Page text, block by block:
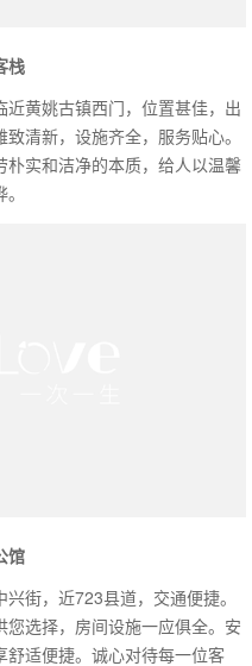
栈
黄姚古镇西门，位置甚佳，出
清新，设施齐全，服务贴心。
实和洁净的本质，给人以温馨
馆
街，近723县道，交通便捷。
选择，房间设施一应俱全。安
适便捷。诚心对待每一位客